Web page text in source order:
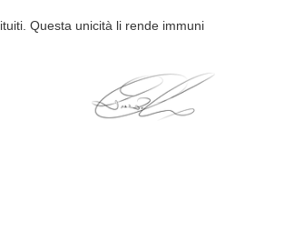
Questa unicità li rende immuni